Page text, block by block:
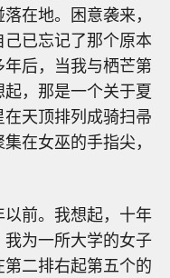
在地。困意袭来，
已忘记了那个原本
后，当我与栖芒第
，那是一个关于夏
天顶排列成骑扫帚
在女巫的手指尖，
前。我想起，十年
为一所大学的女子
二排右起第五个的